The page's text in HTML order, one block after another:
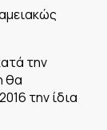
την
θα
την ίδια